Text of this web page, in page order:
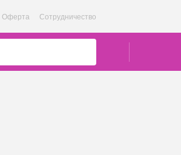
Оферта Сотрудничество